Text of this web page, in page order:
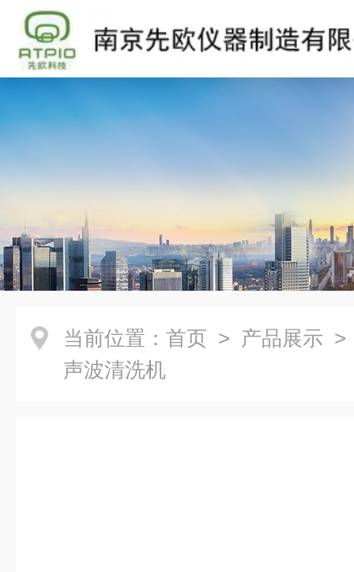
当前位置： 首页 > 产品展示 >
声波清洗机